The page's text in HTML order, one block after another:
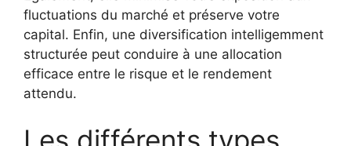
fluctuations du marché et préserve votre
capital. Enfin, une diversification intelligemment
structurée peut conduire à une allocation
efficace entre le risque et le rendement
attendu.